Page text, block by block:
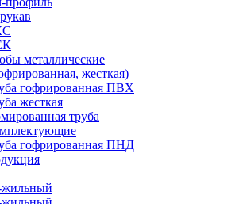
металлические
жесткая)
гофрированная ПВХ
жесткая
труба
гофрированная ПНД
жильный